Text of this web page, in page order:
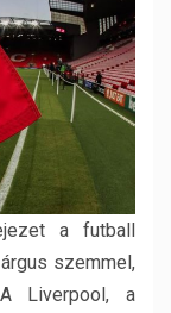
a futball
szemmel,
Liverpool, a